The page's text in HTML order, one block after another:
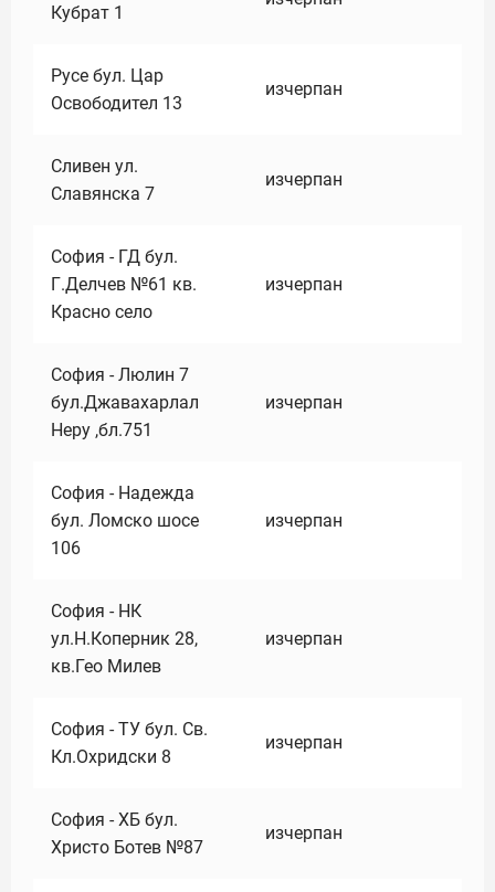
Кубрат 1
Русе бул. Цар
Освободител 13
изчерпан
Сливен ул.
Славянска 7
изчерпан
София - ГД бул.
Г.Делчев №61 кв.
Красно село
изчерпан
София - Люлин 7
бул.Джавахарлал
Неру ,бл.751
изчерпан
София - Надежда
бул. Ломско шосе
106
изчерпан
София - НК
ул.Н.Коперник 28,
кв.Гео Милев
изчерпан
София - ТУ бул. Св.
Кл.Охридски 8
изчерпан
София - ХБ бул.
Христо Ботев №87
изчерпан